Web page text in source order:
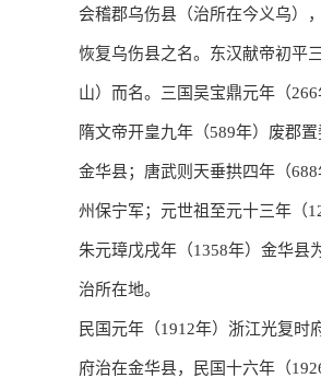
会稽郡乌伤县（治所在今义乌）
恢复乌伤县之名。东汉献帝初平
山）而名。三国吴宝鼎元年（
隋文帝开皇九年（589年）废郡
金华县；唐武则天垂拱四年（
州保宁军；元世祖至元十三年（
朱元璋戊戌年（1358年）金华县
治所在地。
民国元年（1912年）浙江光复
府治在金华县，民国十六年（